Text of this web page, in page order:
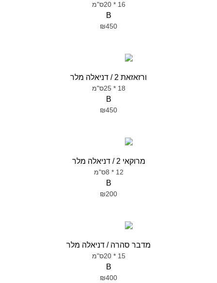
16 * 20ס"מ
B
₪450
ורזאזאת 2 / דניאלה מלר
18 * 25ס"מ
B
₪450
מרוקאי 2 / דניאלה מלר
12 * 8ס"מ
B
₪200
מדבר סהרה / דניאלה מלר
15 * 20ס"מ
B
₪400